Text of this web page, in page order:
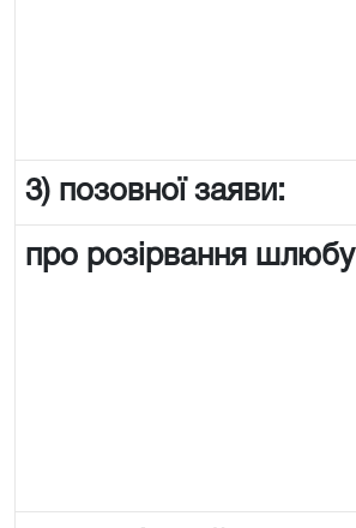
3) позовної заяви:
про розірвання шлюбу